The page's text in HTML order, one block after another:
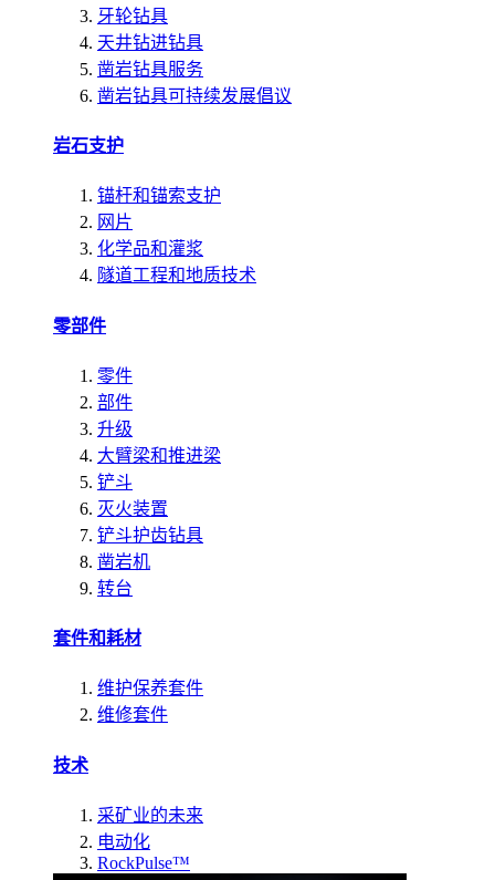
牙轮钻具
天井钻进钻具
凿岩钻具服务
凿岩钻具可持续发展倡议
岩石支护
锚杆和锚索支护
网片
化学品和灌浆
隧道工程和地质技术
零部件
零件
部件
升级
大臂梁和推进梁
铲斗
灭火装置
铲斗护齿钻具
凿岩机
转台
套件和耗材
维护保养套件
维修套件
技术
采矿业的未来
电动化
RockPulse™